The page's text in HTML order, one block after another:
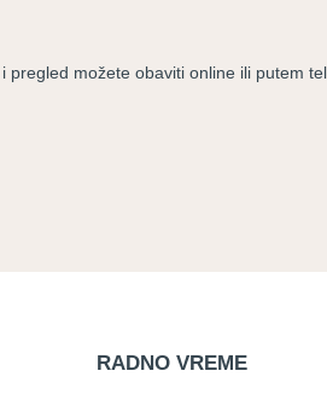
pregled možete obaviti online ili putem
RADNO VREME